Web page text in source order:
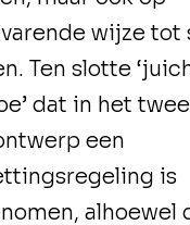
wijze tot
Ten slotte
dat in het
een
is
alhoewel